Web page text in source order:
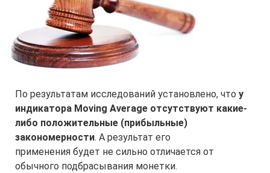
По результатам исследований установлено, что у
индикатора Moving Average отсутствуют какие-
либо положительные (прибыльные)
закономерности. А результат его
применения будет не сильно отличается от
обычного подбрасывания монетки.